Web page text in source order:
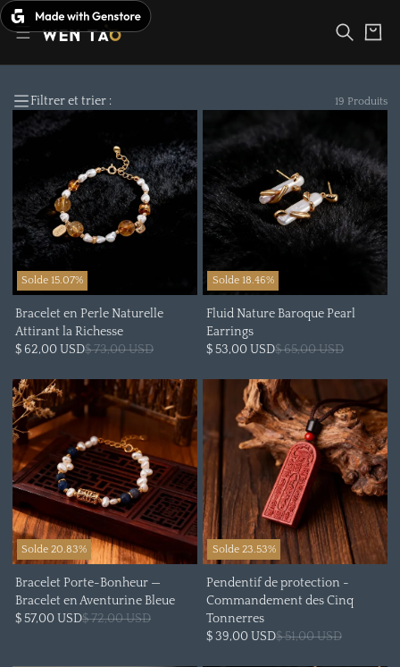
Passer
au
contenu
Panier
Filtrer et trier : 19 Produits
Solde 15.07%
Bracelet en Perle Naturelle
Attirant la Richesse
$ 62,00 USD$ 73,00 USD
Solde 18.46%
Fluid Nature Baroque Pearl
Earrings
$ 53,00 USD$ 65,00 USD
Solde 20.83%
Bracelet Porte-Bonheur —
Bracelet en Aventurine Bleue
$ 57,00 USD$ 72,00 USD
Solde 23.53%
Pendentif de protection -
Commandement des Cinq
Tonnerres
$ 39,00 USD$ 51,00 USD